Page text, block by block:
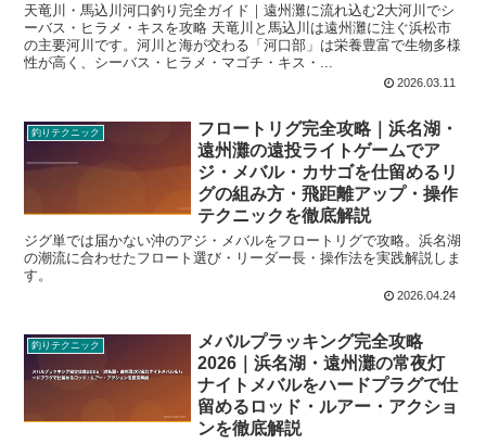
天竜川・馬込川河口釣り完全ガイド｜遠州灘に流れ込む2大河川でシ
ーバス・ヒラメ・キスを攻略 天竜川と馬込川は遠州灘に注ぐ浜松市
の主要河川です。河川と海が交わる「河口部」は栄養豊富で生物多様
性が高く、シーバス・ヒラメ・マゴチ・キス・...
2026.03.11
釣りテクニック
フロートリグ完全攻略｜浜名湖・
遠州灘の遠投ライトゲームでア
ジ・メバル・カサゴを仕留めるリ
グの組み方・飛距離アップ・操作
テクニックを徹底解説
ジグ単では届かない沖のアジ・メバルをフロートリグで攻略。浜名湖
の潮流に合わせたフロート選び・リーダー長・操作法を実践解説しま
す。
2026.04.24
釣りテクニック
メバルプラッキング完全攻略
2026｜浜名湖・遠州灘の常夜灯
ナイトメバルをハードプラグで仕
留めるロッド・ルアー・アクショ
ンを徹底解説